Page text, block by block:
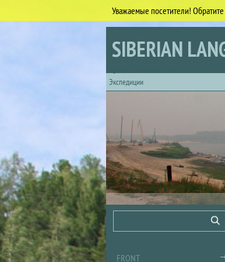
Уважаемые посетители!
SIBERIAN
Экспедиции
FRONT